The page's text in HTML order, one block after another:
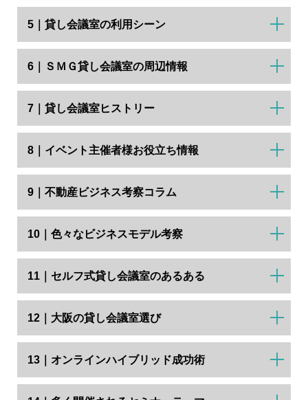
5｜貸し会議室の利用シーン
6｜ＳＭＧ貸し会議室の周辺情報
7｜貸し会議室ヒストリー
8｜イベント主催者様お役立ち情報
9｜不動産ビジネス考察コラム
10｜色々なビジネスモデル考察
11｜セルフ式貸し会議室のあるある
12｜大阪の貸し会議室選び
13｜オンラインハイブリッド成功術